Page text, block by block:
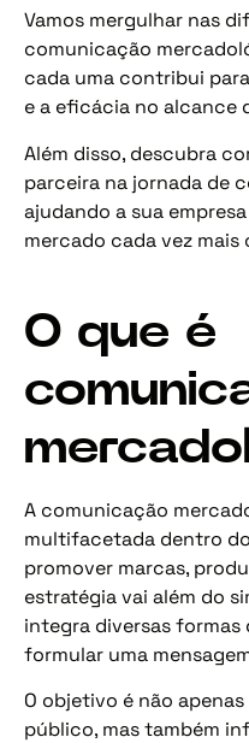
Vamos mergulhar nas
comunicação
cada uma contribui
e a eficácia no alcance
Além disso, descubra
parceira na jornada de
ajudando a sua
mercado cada vez
O que é
A comunicação
multifacetada dentro
promover marcas,
estratégia vai além do
integra diversas
formular uma
O objetivo é não
público, mas também